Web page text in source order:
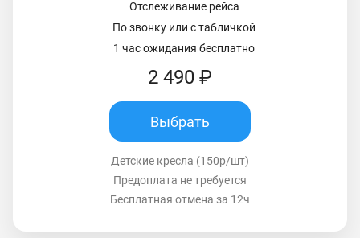
Отслеживание рейса
По звонку или с табличкой
1 час ожидания бесплатно
2 490 ₽
Выбрать
Детские кресла (150р/шт)
Предоплата не требуется
Бесплатная отмена за 12ч